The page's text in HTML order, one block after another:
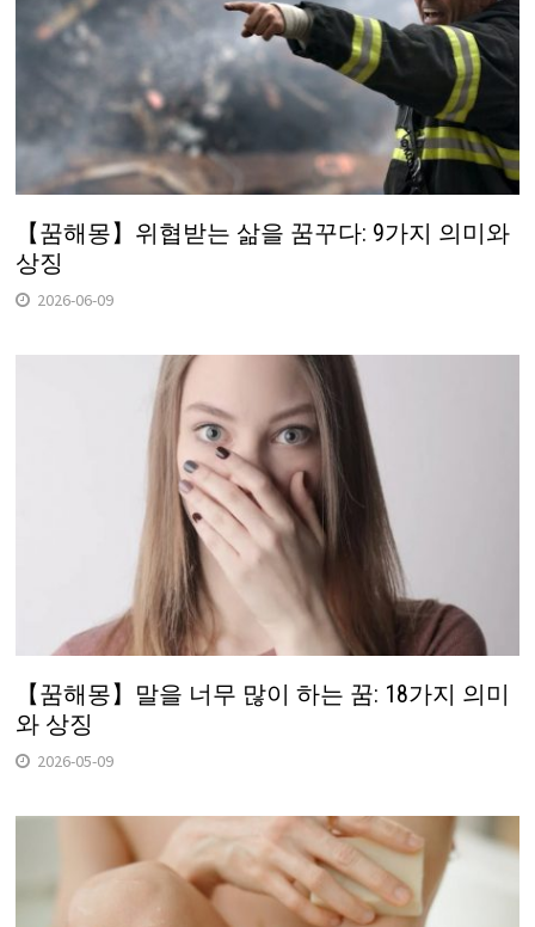
【꿈해몽】위협받는 삶을 꿈꾸다: 9가지 의미와
상징
2026-06-09
【꿈해몽】말을 너무 많이 하는 꿈: 18가지 의미
와 상징
2026-05-09